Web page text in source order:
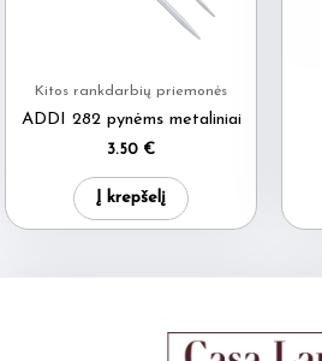
Kitos rankdarbių priemonės
ADDI 282 pynėms metaliniai
3.50 €
Į krepšelį